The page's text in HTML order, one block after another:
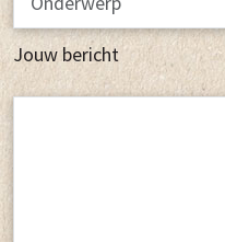
Jouw bericht